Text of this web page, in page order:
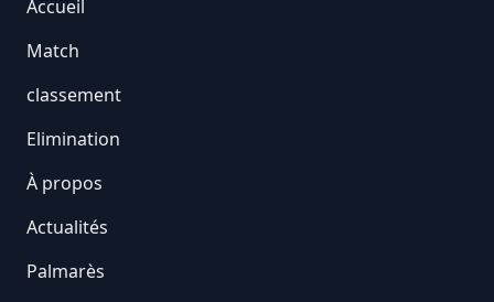
Accueil
Match
classement
Elimination
À propos
Actualités
Palmarès